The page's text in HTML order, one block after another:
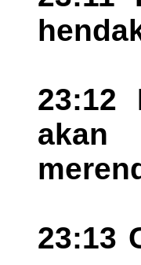
23:12
23:13